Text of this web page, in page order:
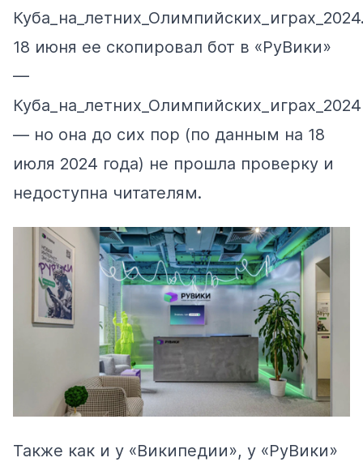
Куба_на_летних_Олимпийских_играх_2024
18 июня ее скопировал бот в «РуВики»
—
Куба_на_летних_Олимпийских_играх_2024
— но она до сих пор (по данным на 18
июля 2024 года) не прошла проверку и
недоступна читателям.
Также как и у «Википедии», у «РуВики»